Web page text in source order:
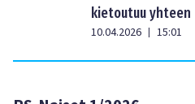
kietoutuu yhteen
10.04.2026 | 15:01